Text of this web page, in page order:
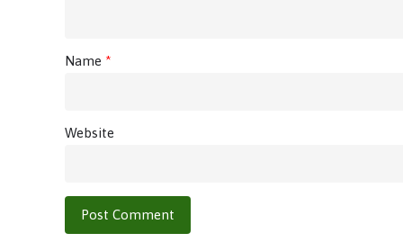
Name *
Website